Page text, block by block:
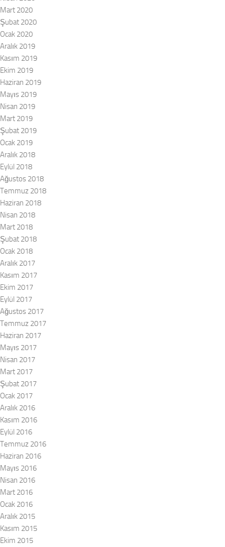
Mart 2020
Şubat 2020
Ocak 2020
Aralık 2019
Kasım 2019
Ekim 2019
Haziran 2019
Mayıs 2019
Nisan 2019
Mart 2019
Şubat 2019
Ocak 2019
Aralık 2018
Eylül 2018
Ağustos 2018
Temmuz 2018
Haziran 2018
Nisan 2018
Mart 2018
Şubat 2018
Ocak 2018
Aralık 2017
Kasım 2017
Ekim 2017
Eylül 2017
Ağustos 2017
Temmuz 2017
Haziran 2017
Mayıs 2017
Nisan 2017
Mart 2017
Şubat 2017
Ocak 2017
Aralık 2016
Kasım 2016
Eylül 2016
Temmuz 2016
Haziran 2016
Mayıs 2016
Nisan 2016
Mart 2016
Ocak 2016
Aralık 2015
Kasım 2015
Ekim 2015